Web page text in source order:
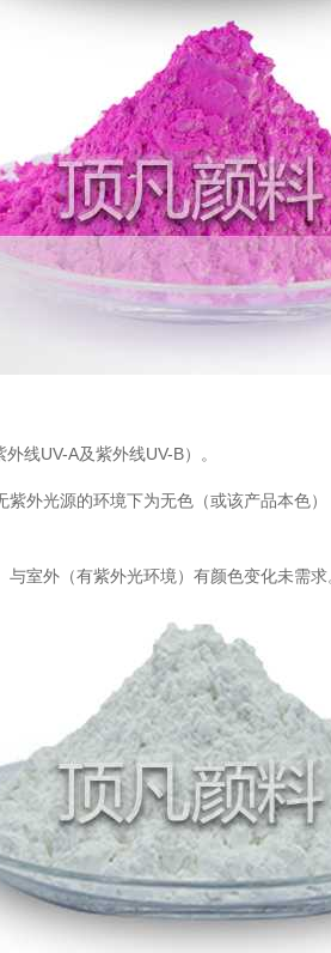
线UV-A及紫外线UV-B）。
外光源的环境下为无色（或该产品本色
室外（有紫外光环境）有颜色变化未需求